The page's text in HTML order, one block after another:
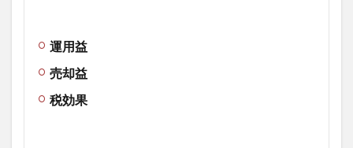
運用益
売却益
税効果